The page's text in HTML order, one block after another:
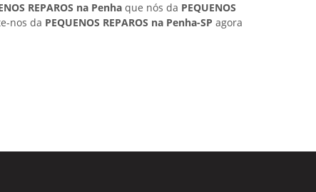
REPAROS na Penha que nós da PEQUENOS
nos da PEQUENOS REPAROS na Penha-SP agora